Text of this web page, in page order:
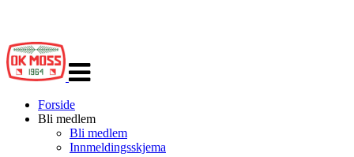
navigasjon
Forside
Bli medlem
Bli medlem
Innmeldingsskjema